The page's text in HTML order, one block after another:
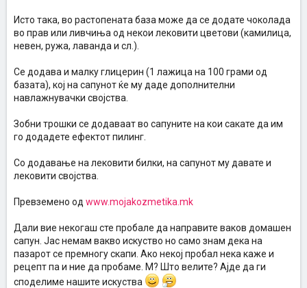
Исто така, во растопената база може да се додате чоколада
во прав или ливчиња од некои лековити цветови (камилица,
невен, ружа, лаванда и сл.).
Се додава и малку глицерин (1 лажица на 100 грами од
базата), кој на сапунот ќе му даде дополнителни
навлажнувачки својства.
Зобни трошки се додаваат во сапуните на кои сакате да им
го додадете ефектот пилинг.
Со додавање на лековити билки, на сапунот му давате и
лековити својства.
Превземено од www.mojakozmetika.mk
Дали вие некогаш сте пробале да направите ваков домашен
сапун. Јас немам вакво искуство но само знам дека на
пазарот се премногу скапи. Ако некој пробал нека каже и
рецепт па и ние да пробаме. М? Што велите? Ајде да ги
споделиме нашите искуства